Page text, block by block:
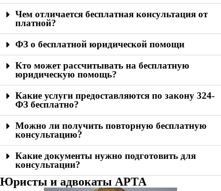
Чем отличается бесплатная консультация от
платной?
ФЗ о бесплатной юридической помощи
Кто может рассчитывать на бесплатную
юридическую помощь?
Какие услуги предоставляются по закону 324-
ФЗ бесплатно?
Можно ли получить повторную бесплатную
консультацию?
Какие документы нужно подготовить для
консультации?
Юристы и адвокаты АРТА